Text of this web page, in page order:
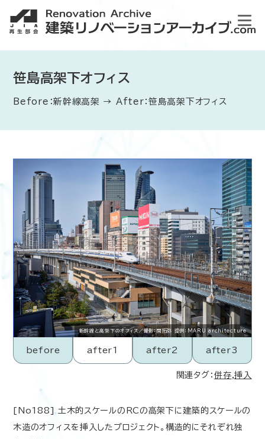
笹島高架下オフィス
Before：新幹線高架 → After：笹島高架下オフィス
新幹線と高架下のオフィス／撮影：関拓弥 提供：MARU architecture
before after1 after2 after3
関連タグ：併存,挿入
[No188] 土木的スケールのRCの高架下に建築的スケールの
木造のオフィスを挿入したプロジェクト。構造的にそれぞれ独